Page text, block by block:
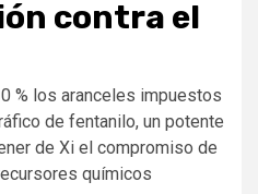
contra el
% los aranceles impuestos
de fentanilo, un potente
de Xi el compromiso de
químicos